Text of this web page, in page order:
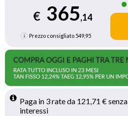
€ 365,14
Prezzo consigliato 549,95
Paga in 3 rate da 121,71 € senza
interessi